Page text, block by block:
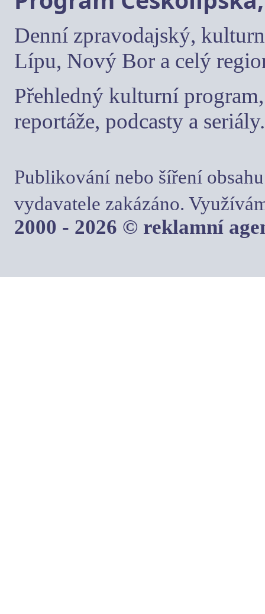
Denní zpravodajský,
Lípu, Nový Bor a celý
Přehledný kulturní
reportáže, podcasty a seriály.
Publikování nebo šíření
vydavatele zakázáno.
2000 - 2026 © reklamní